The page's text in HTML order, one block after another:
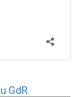
GdR